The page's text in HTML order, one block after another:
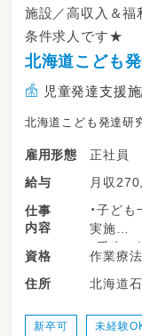
施設／高収入＆福
条件求人です★
北海道こども
児童発達支援
北海道こども発達研
雇用形態
正社員
給与
月収
仕事
内容
・子ど
実施
・手先
評価お
・社用
資格
住所
北海道
新卒可 未経験